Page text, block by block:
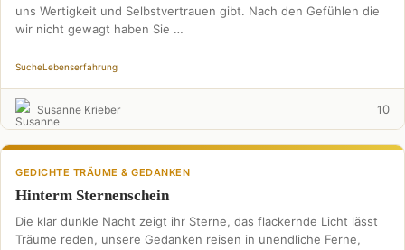
uns Wertigkeit und Selbstvertrauen gibt. Nach den Gefühlen die
wir nicht gewagt haben Sie …
SucheLebenserfahrung
Susanne Krieber 10
GEDICHTE TRÄUME & GEDANKEN
Hinterm Sternenschein
Die klar dunkle Nacht zeigt ihr Sterne, das flackernde Licht lässt
Träume reden, unsere Gedanken reisen in unendliche Ferne,